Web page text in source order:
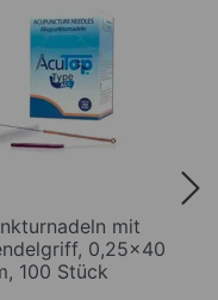
mit
0,25x40
100 Stück